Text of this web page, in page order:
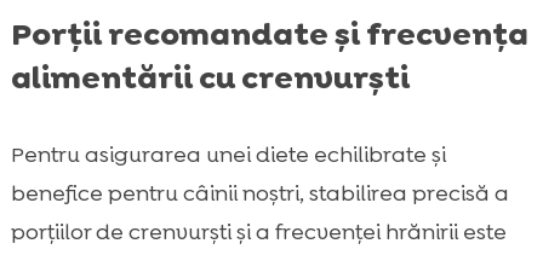
Porții recomandate și frecvența
alimentării cu crenvurști
Pentru asigurarea unei diete echilibrate și
benefice pentru câinii noștri, stabilirea precisă a
porțiilor de crenvurști și a frecvenței hrănirii este